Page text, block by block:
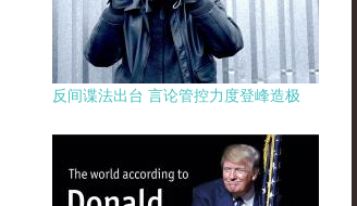
反间谍法出台 言论管控力度登峰造极